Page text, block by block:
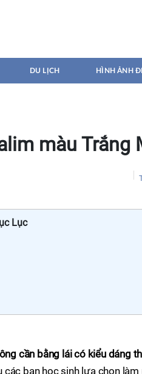
DU LỊCH HÌNH ẢNH
màu Trắng
Lục
cần bằng lái có kiểu dáng
bạn học sinh lựa chọn